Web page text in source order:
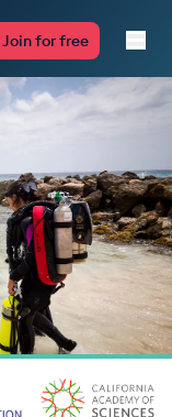
Join for free